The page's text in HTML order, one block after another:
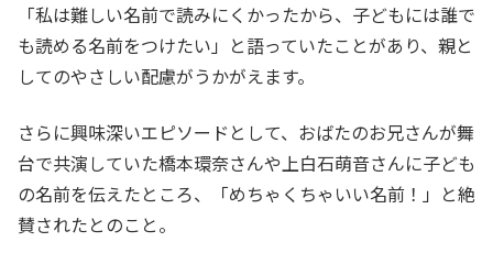
「私は難しい名前で読みにくかったから、子どもには誰で
も読める名前をつけたい」と語っていたことがあり、親と
してのやさしい配慮がうかがえます。
さらに興味深いエピソードとして、おばたのお兄さんが舞
台で共演していた橋本環奈さんや上白石萌音さんに子ども
の名前を伝えたところ、「めちゃくちゃいい名前！」と絶
賛されたとのこと。